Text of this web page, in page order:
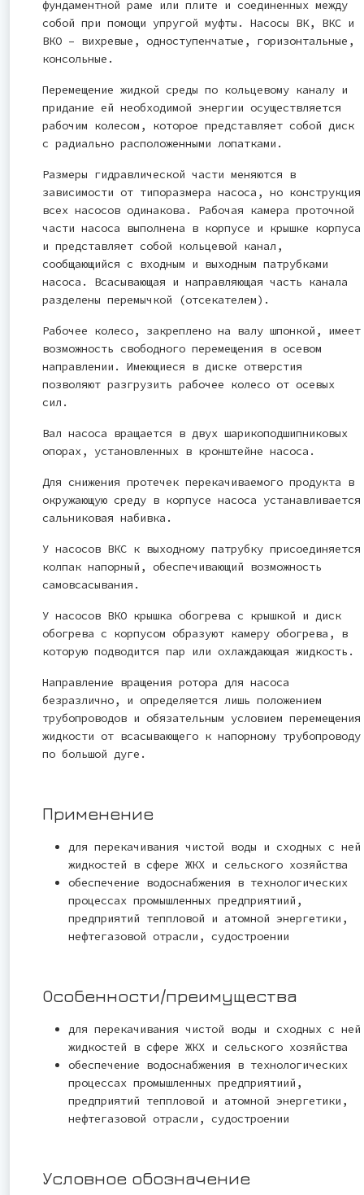
фундаментной раме или плите и соединенных между
собой при помощи упругой муфты. Насосы ВК, ВКС и
ВКО – вихревые, одноступенчатые, горизонтальные,
консольные.
Перемещение жидкой среды по кольцевому каналу и
придание ей необходимой энергии осуществляется
рабочим колесом, которое представляет собой диск
с радиально расположенными лопатками.
Размеры гидравлической части меняются в
зависимости от типоразмера насоса, но конструкция
всех насосов одинакова. Рабочая камера проточной
части насоса выполнена в корпусе и крышке корпуса
и представляет собой кольцевой канал,
сообщающийся с входным и выходным патрубками
насоса. Всасывающая и направляющая часть канала
разделены перемычкой (отсекателем).
Рабочее колесо, закреплено на валу шпонкой, имеет
возможность свободного перемещения в осевом
направлении. Имеющиеся в диске отверстия
позволяют разгрузить рабочее колесо от осевых
сил.
Вал насоса вращается в двух шарикоподшипниковых
опорах, установленных в кронштейне насоса.
Для снижения протечек перекачиваемого продукта в
окружающую среду в корпусе насоса устанавливается
сальниковая набивка.
У насосов ВКС к выходному патрубку присоединяется
колпак напорный, обеспечивающий возможность
самовсасывания.
У насосов ВКО крышка обогрева с крышкой и диск
обогрева с корпусом образуют камеру обогрева, в
которую подводится пар или охлаждающая жидкость.
Направление вращения ротора для насоса
безразлично, и определяется лишь положением
трубопроводов и обязательным условием перемещения
жидкости от всасывающего к напорному трубопроводу
по большой дуге.
Применение
для перекачивания чистой воды и сходных с ней
жидкостей в сфере ЖКХ и сельского хозяйства
обеспечение водоснабжения в технологических
процессах промышленных предприятиий,
предприятий теппловой и атомной энергетики,
нефтегазовой отрасли, судостроении
Особенности/преимущества
для перекачивания чистой воды и сходных с ней
жидкостей в сфере ЖКХ и сельского хозяйства
обеспечение водоснабжения в технологических
процессах промышленных предприятиий,
предприятий теппловой и атомной энергетики,
нефтегазовой отрасли, судостроении
Условное обозначение